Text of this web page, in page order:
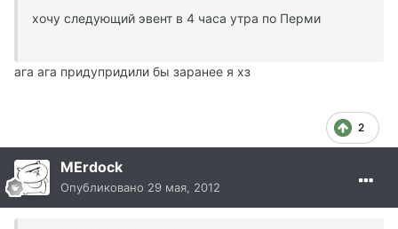
хочу следующий эвент в 4 часа утра по Перми
ага ага придупридили бы заранее я хз
2
MErdock
Опубликовано 29 мая, 2012